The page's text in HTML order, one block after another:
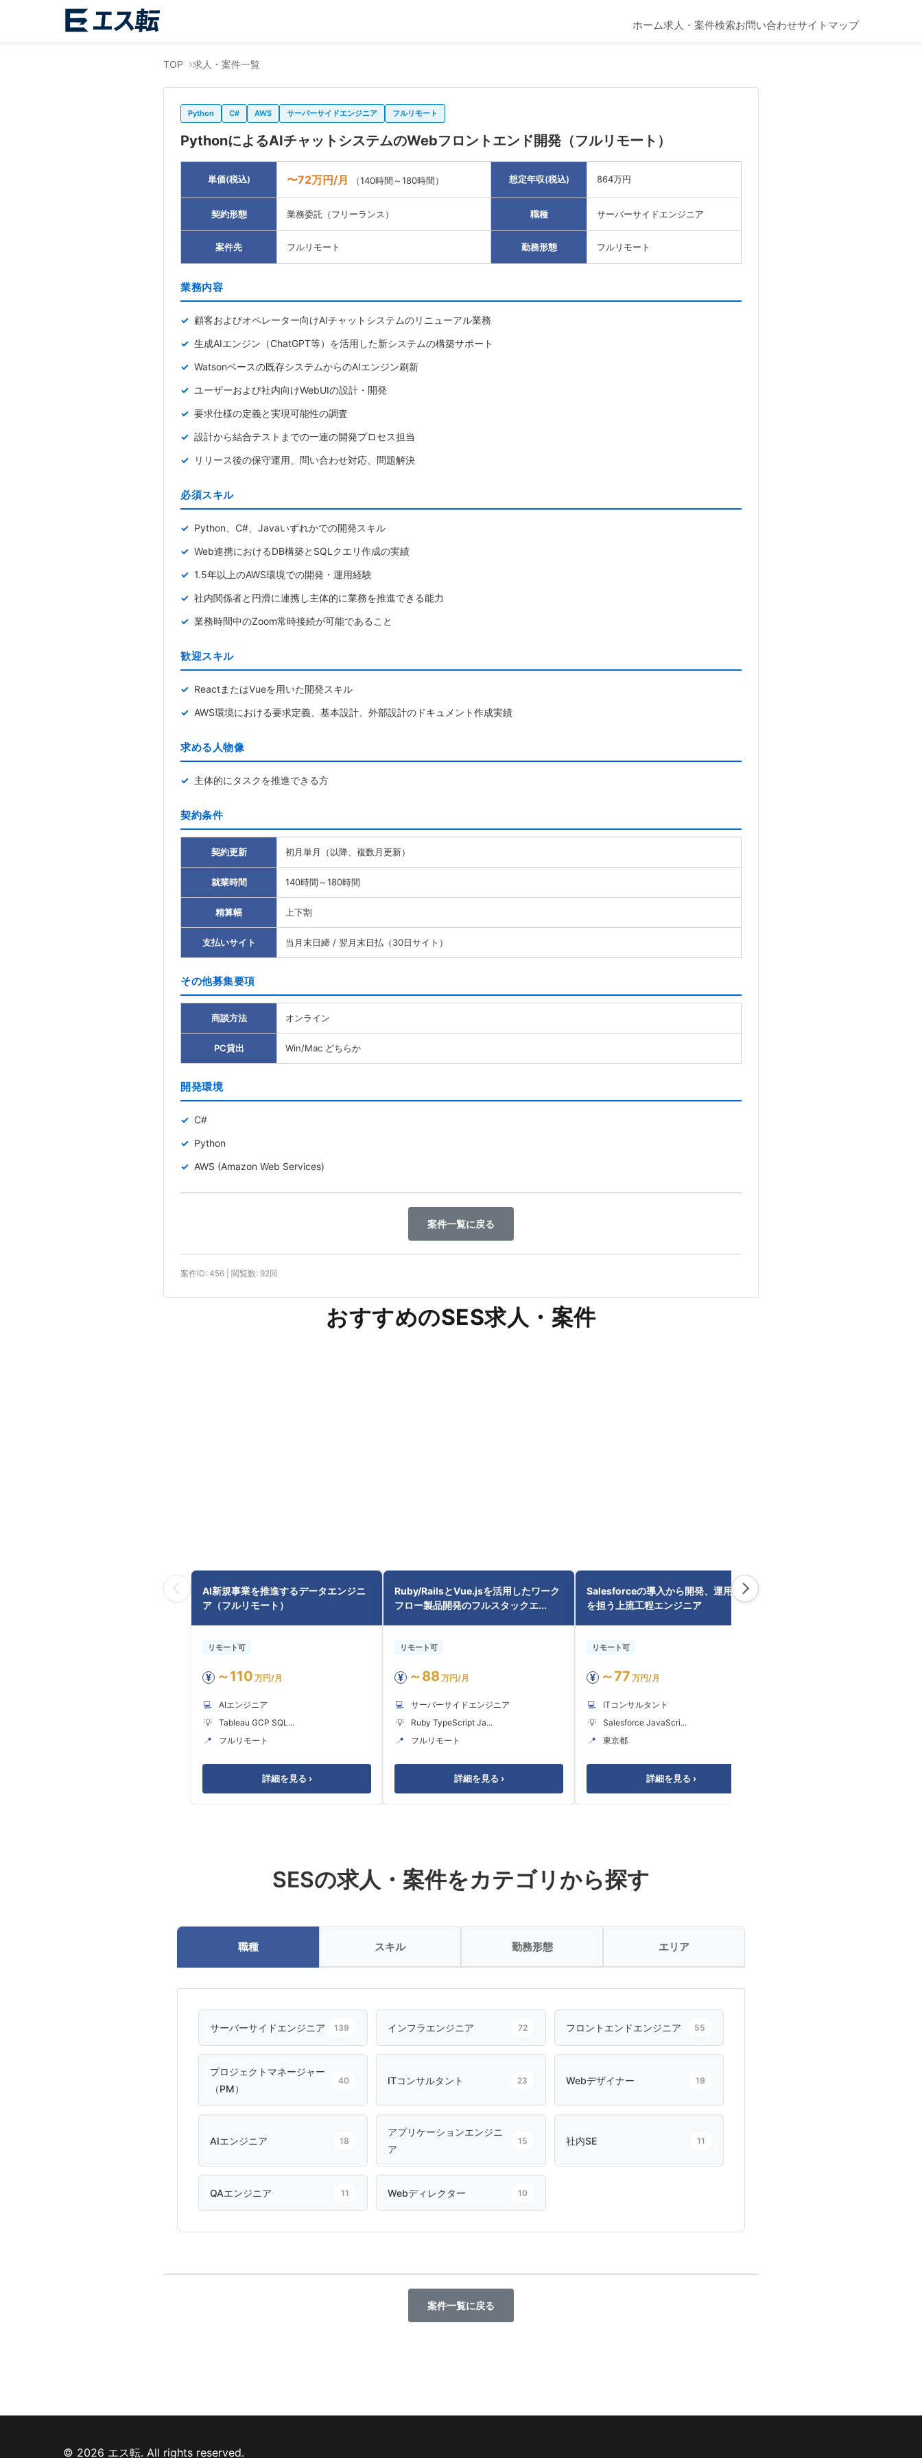
ホーム求人・案件検索お問い合わせサイトマップ
TOP 求人・案件一覧
Python C# AWS サーバーサイドエンジニア フルリモート
PythonによるAIチャットシステムのWebフロントエンド開発（フルリモート）
単価(税込) 〜72万円/月 （140時間～180時間） 想定年収(税込) 864万円
契約形態 業務委託（フリーランス） 職種 サーバーサイドエンジニア
案件先 フルリモート 勤務形態 フルリモート
業務内容
顧客およびオペレーター向けAIチャットシステムのリニューアル業務
生成AIエンジン（ChatGPT等）を活用した新システムの構築サポート
Watsonベースの既存システムからのAIエンジン刷新
ユーザーおよび社内向けWebUIの設計・開発
要求仕様の定義と実現可能性の調査
設計から結合テストまでの一連の開発プロセス担当
リリース後の保守運用、問い合わせ対応、問題解決
必須スキル
Python、C#、Javaいずれかでの開発スキル
Web連携におけるDB構築とSQLクエリ作成の実績
1.5年以上のAWS環境での開発・運用経験
社内関係者と円滑に連携し主体的に業務を推進できる能力
業務時間中のZoom常時接続が可能であること
歓迎スキル
ReactまたはVueを用いた開発スキル
AWS環境における要求定義、基本設計、外部設計のドキュメント作成実績
求める人物像
主体的にタスクを推進できる方
契約条件
契約更新 初月単月（以降、複数月更新）
就業時間 140時間～180時間
精算幅 上下割
支払いサイト 当月末日締 / 翌月末日払（30日サイト）
その他募集要項
商談方法 オンライン
PC貸出 Win/Mac どちらか
開発環境
C#
Python
AWS (Amazon Web Services)
案件一覧に戻る
案件ID: 456 | 閲覧数: 92回
おすすめのSES求人・案件
AI新規事業を推進するデータエンジニ
ア（フルリモート）
リモート可
¥ ～110 万円/月
💻
AIエンジニア
💡
Tableau GCP SQL...
📍
フルリモート
詳細を見る ›
Ruby/RailsとVue.jsを活用したワーク
フロー製品開発のフルスタックエ...
リモート可
¥ ～88万円/月
💻
サーバーサイドエンジニア
💡
Ruby TypeScript Ja...
📍
フルリモート
詳細を見る ›
Salesforceの導入から開発、運用まで
を担う上流工程エンジニア
リモート可
¥ ～77 万円/月
💻
ITコンサルタント
💡
Salesforce JavaScri...
📍
東京都
詳細を見る ›
SESの求人・案件をカテゴリから探す
職種 スキル 勤務形態 エリア
サーバーサイドエンジニア 139 インフラエンジニア 72 フロントエンドエンジニア 55
プロジェクトマネージャー
（PM）
40 ITコンサルタント 23 Webデザイナー 19
AIエンジニア 18
アプリケーションエンジニ
ア
15 社内SE 11
QAエンジニア 11 Webディレクター 10
案件一覧に戻る
© 2026 エス転. All rights reserved.